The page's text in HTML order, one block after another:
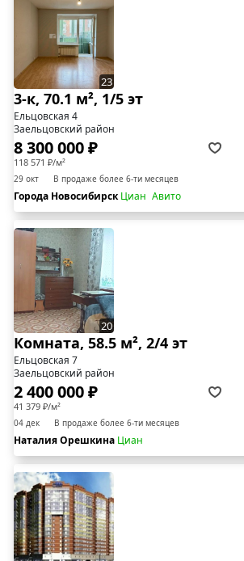
23
3-к, 70.1 м², 1/5 эт
Ельцовская 4
Заельцовский район
8 300 000 ₽
118 571 ₽/м²
29 окт В продаже более 6-ти месяцев
Города НовосибирскЦиан Авито
20
Комната, 58.5 м², 2/4 эт
Ельцовская 7
Заельцовский район
2 400 000 ₽
41 379 ₽/м²
04 дек В продаже более 6-ти месяцев
Наталия Орешкина Циан